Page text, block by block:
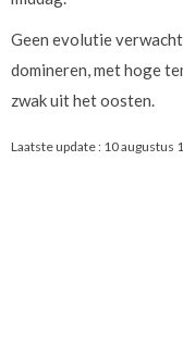
Geen evolutie
domineren, met hoge
zwak uit het oosten.
Laatste update : 10 augustus